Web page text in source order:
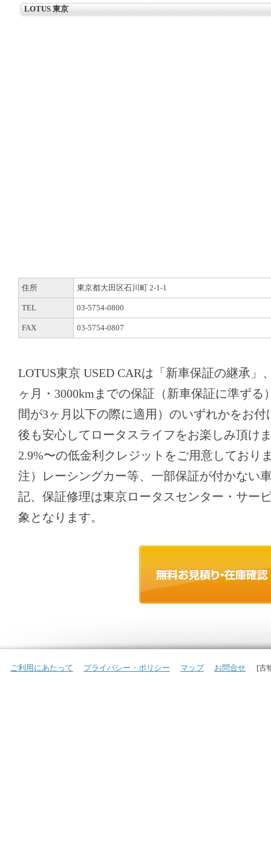
LOTUS 東京
住所 東京都大田区石川町 2-1-1
TEL 03-5754-0800
FAX 03-5754-0807
LOTUS東京 USED CARは「新車保証の継承」
ヶ月・3000kmまでの保証（新車保証に準ずる
間が3ヶ月以下の際に適用）のいずれかをお
後も安心してロータスライフをお楽しみ頂け
2.9%〜の低金利クレジットをご用意しており
注）レーシングカー等、一部保証が付かない
記、保証修理は東京ロータスセンター・サー
象となります。
ご利用にあたって プライバシー・ポリシー マップ お問合せ [古